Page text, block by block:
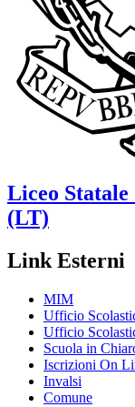
Liceo Statale
(LT)
Link Esterni
MIM
Ufficio
Ufficio
Scuola in
Iscrizioni On
Invalsi
Comune